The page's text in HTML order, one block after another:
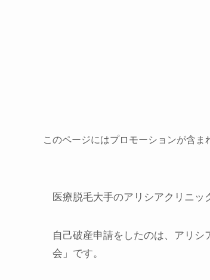
このページにはプロモーションが含ま
医療脱毛大手のアリシアクリニッ
自己破産申請をしたのは、アリ
会」です。